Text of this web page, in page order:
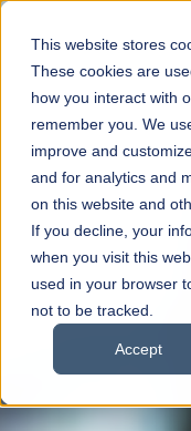
This website stores
These cookies are
how you interact with
remember you. We
improve and
and for analytics and
on this website and
If you decline, your
when you visit this
used in your browser
not to be tracked.
Accept